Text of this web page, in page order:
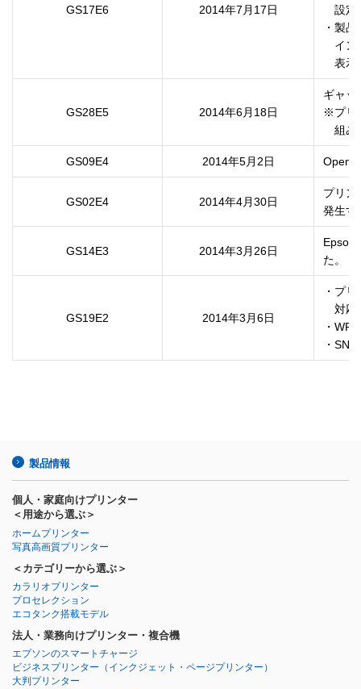
GS17E6 2014年7月17日
設定
・製
イン
表示
GS28E5 2014年6月18日
ギャッ
※プリ
組み
GS09E4 2014年5月2日
GS02E4 2014年4月30日
プリン
発生す
GS14E3 2014年3月26日
た。
GS19E2 2014年3月6日
・プ
対応
・
・
製品情報
個人・家庭向けプリンター
＜用途から選ぶ＞
ホームプリンター
写真高画質プリンター
＜カテゴリーから選ぶ＞
カラリオプリンター
プロセレクション
エコタンク搭載モデル
法人・業務向けプリンター・複合機
エプソンのスマートチャージ
ビジネスプリンター （インクジェット・ページプリンター）
大判プリンター